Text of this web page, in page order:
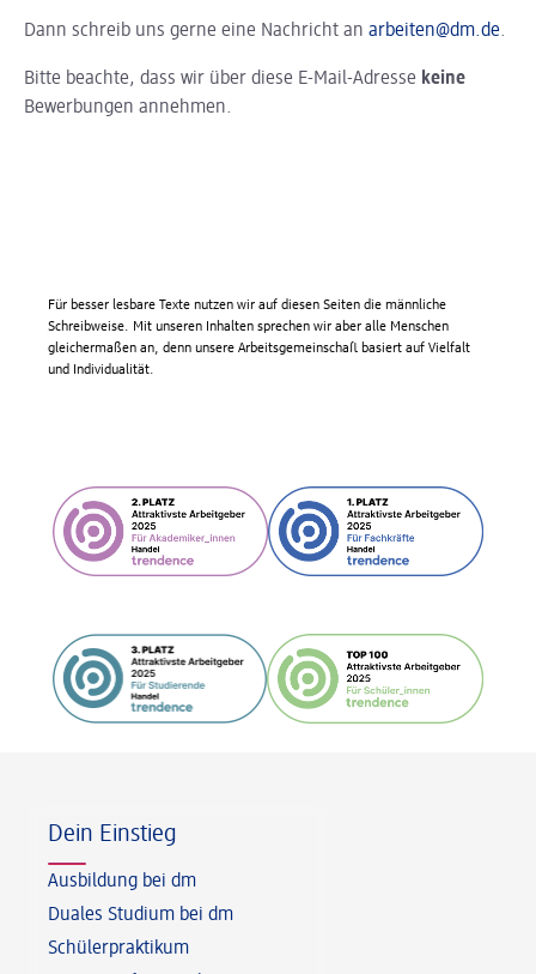
Dann schreib uns gerne eine Nachricht an arbeiten@dm.de.
Bitte beachte, dass wir über diese E-Mail-Adresse keine
Bewerbungen annehmen.
Für besser lesbare Texte nutzen wir auf diesen Seiten die männliche
Schreibweise. Mit unseren Inhalten sprechen wir aber alle Menschen
gleichermaßen an, denn unsere Arbeitsgemeinschaft basiert auf Vielfalt
und Individualität.
Dein Einstieg
Ausbildung bei dm
Duales Studium bei dm
Schülerpraktikum